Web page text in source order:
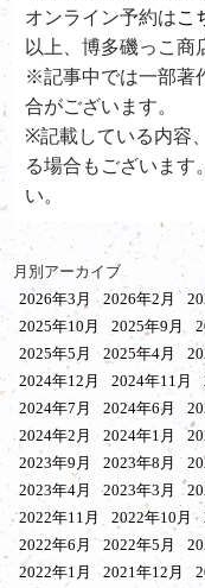
オンライン予約はこ
以上、博多磯っこ商
※記事中では一部著
合がございます。
※記載している内容
る場合もございます
い。
月別アーカイブ
2026年3月
2026年2月
2025年10月
2025年9月
2025年5月
2025年4月
2024年12月
2024年11月
2024年7月
2024年6月
2024年2月
2024年1月
2023年9月
2023年8月
2023年4月
2023年3月
2022年11月
2022年10月
2022年6月
2022年5月
2022年1月
2021年12月